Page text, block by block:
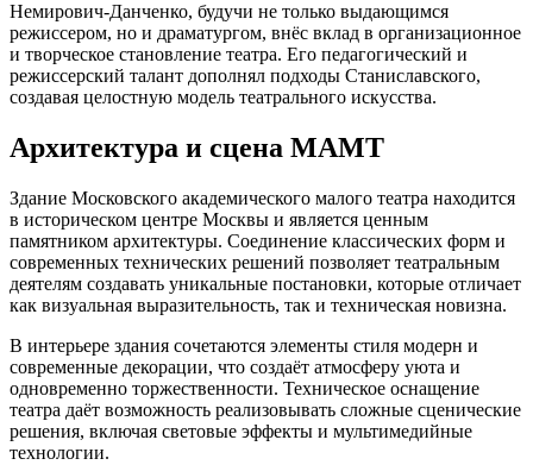
Немирович-Данченко, будучи не только выдающимся
режиссером, но и драматургом, внёс вклад в организационное
и творческое становление театра. Его педагогический и
режиссерский талант дополнял подходы Станиславского,
создавая целостную модель театрального искусства.
Архитектура и сцена МАМТ
Здание Московского академического малого театра находится
в историческом центре Москвы и является ценным
памятником архитектуры. Соединение классических форм и
современных технических решений позволяет театральным
деятелям создавать уникальные постановки, которые отличает
как визуальная выразительность, так и техническая новизна.
В интерьере здания сочетаются элементы стиля модерн и
современные декорации, что создаёт атмосферу уюта и
одновременно торжественности. Техническое оснащение
театра даёт возможность реализовывать сложные сценические
решения, включая световые эффекты и мультимедийные
технологии.